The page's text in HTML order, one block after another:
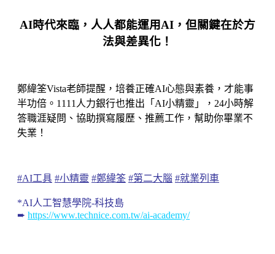
AI時代來臨，人人都能運用AI，但關鍵在於方
法與差異化！
鄭緯筌Vista老師提醒，培養正確AI心態與素養，才能事
半功倍。1111人力銀行也推出「AI小精靈」，24小時解
答職涯疑問、協助撰寫履歷、推薦工作，幫助你畢業不
失業！
#AI工具 #小精靈 #鄭緯筌 #第二大腦 #就業列車
*AI人工智慧學院-科技島
➨ https://www.technice.com.tw/ai-academy/